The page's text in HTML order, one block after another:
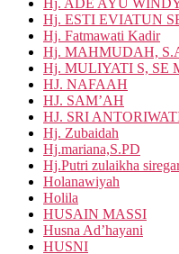
Hj. ADE AYU
Hj. ESTI EVIATUN
Hj. Fatmawati Kadir
Hj. MAHMUDAH,
Hj. MULIYATI S, SE
HJ. NAFAAH
HJ. SAM’AH
HJ. SRI
Hj. Zubaidah
Hj.mariana,S.PD
Hj.Putri zulaikha
Holanawiyah
Holila
HUSAIN MASSI
Husna Ad’hayani
HUSNI